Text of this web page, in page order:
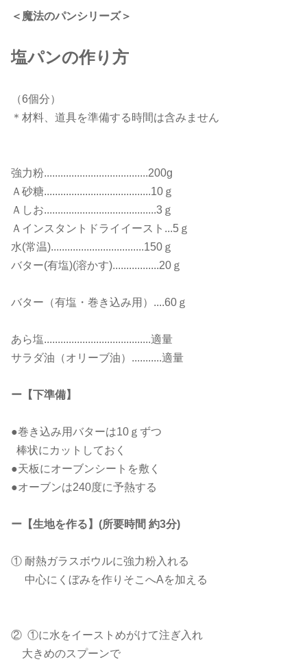
＜魔法のパンシリーズ＞
塩パンの作り方
（6個分）
＊材料、道具を準備する時間は含みません
強力粉......................................200g
Ａ砂糖.......................................10ｇ
Ａしお.........................................3ｇ
Ａインスタントドライイースト...5ｇ
水(常温)..................................150ｇ
バター(有塩)(溶かす).................20ｇ
バター（有塩・巻き込み用）....60ｇ
あら塩.......................................適量
サラダ油（オリーブ油）...........適量
ー【下準備】
●巻き込み用バターは10ｇずつ
棒状にカットしておく
●天板にオーブンシートを敷く
●オーブンは240度に予熱する
ー【生地を作る】(所要時間 約3分)
① 耐熱ガラスボウルに強力粉入れる
中心にくぼみを作りそこへAを加える
② ①に水をイーストめがけて注ぎ入れ
大きめのスプーンで